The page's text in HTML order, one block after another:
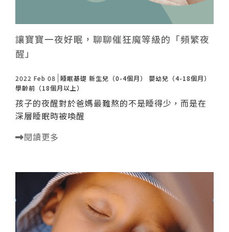
讓寶寶一夜好眠，聊聊催狂魔等級的「頻繁夜
醒」
2022 Feb 08 睡眠基礎 新生兒（0-4個月）
嬰幼兒（4-18個月）
學齡前（18個月以上）
孩子的夜醒對於爸媽最難熬的不是睡得少，而是在
深層睡眠時被喚醒
閱讀更多